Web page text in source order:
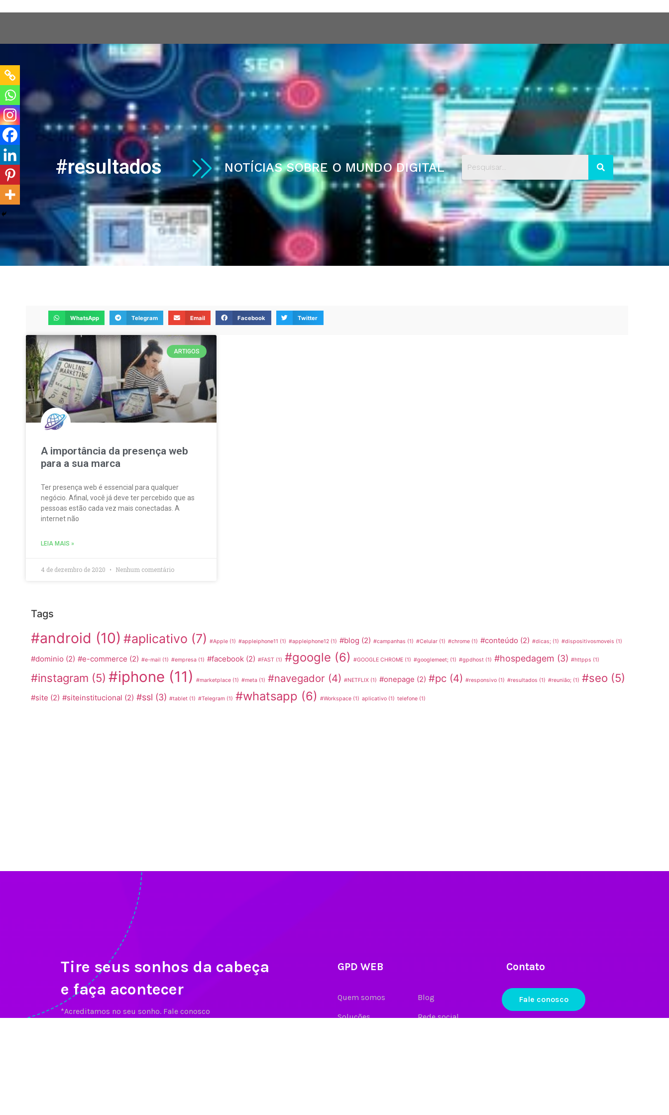
Conectando sua empresa ao mundo digital
Quem Somos Serviços Hospedagem VPS Blog Portfólio
#resultados NOTÍCIAS SOBRE O MUNDO DIGITAL
WhatsApp Telegram Email Facebook Twitter
ARTIGOS
A importância da presença web
para a sua marca
Ter presença web é essencial para qualquer
negócio. Afinal, você já deve ter percebido que as
pessoas estão cada vez mais conectadas. A
internet não
LEIA MAIS »
4 de dezembro de 2020 Nenhum comentário
Tags
#android (10) #aplicativo (7) #Apple (1) #appleiphone11 (1) #appleiphone12 (1) #blog (2) #campanhas (1) #Celular (1) #chrome (1) #conteúdo (2) #dicas; (1) #dispositivosmoveis (1)
#dominio (2) #e-commerce (2) #e-mail (1) #empresa (1) #facebook (2) #FAST (1) #google (6) #GOOGLE CHROME (1) #googlemeet; (1) #gpdhost (1) #hospedagem (3) #httpps (1)
#instagram (5) #iphone (11) #marketplace (1) #meta (1) #navegador (4) #NETFLIX (1) #onepage (2) #pc (4) #responsivo (1) #resultados (1) #reunião; (1) #seo (5)
#site (2) #siteinstitucional (2) #ssl (3) #tablet (1) #Telegram (1) #whatsapp (6) #Workspace (1) aplicativo (1) telefone (1)
Tire seus sonhos da cabeça
e faça acontecer
*Acreditamos no seu sonho. Fale conosco
GPD WEB
Quem somos
Soluções
Blog
Rede social
Contato
Fale conosco